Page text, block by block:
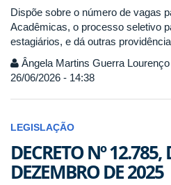
Dispõe sobre o número de vagas
Acadêmicas, o processo seletivo
estagiários, e dá outras
Ângela Martins Guerra
26/06/2026 - 14:38
LEGISLAÇÃO
DECRETO Nº 12.785,
DEZEMBRO DE 2025